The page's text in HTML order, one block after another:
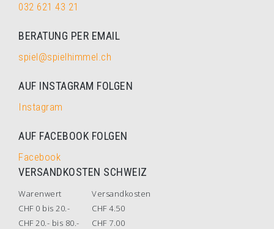
032 621 43 21
BERATUNG PER EMAIL
spiel@spielhimmel.ch
AUF INSTAGRAM FOLGEN
Instagram
AUF FACEBOOK FOLGEN
Facebook
VERSANDKOSTEN SCHWEIZ
Warenwert
Versandkosten
CHF 0 bis 20.-
CHF 4.50
CHF 20.- bis 80.-
CHF 7.00